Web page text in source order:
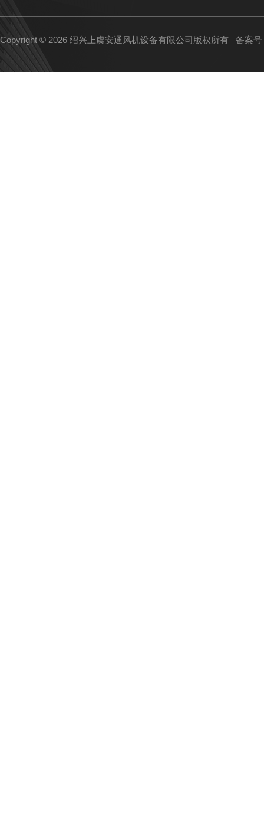
Copyright © 2026 绍兴上虞安通风机设备有限公司版权所有 备案号